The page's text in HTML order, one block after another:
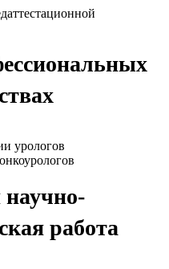
урологов
работа